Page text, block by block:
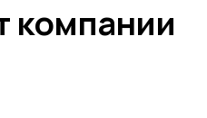
компании